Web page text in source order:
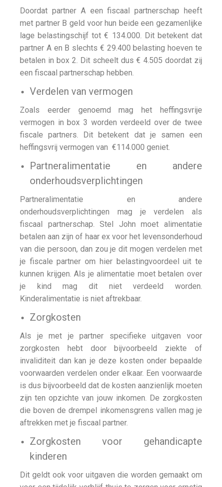
Doordat partner A een fiscaal partnerschap heeft
met partner B geld voor hun beide een gezamenlijke
lage belastingschijf tot € 134.000. Dit betekent dat
partner A en B slechts € 29.400 belasting hoeven te
betalen in box 2. Dit scheelt dus € 4.505 doordat zij
een fiscaal partnerschap hebben.
Verdelen van vermogen
Zoals eerder genoemd mag het heffingsvrije
vermogen in box 3 worden verdeeld over de twee
fiscale partners. Dit betekent dat je samen een
heffingsvrij vermogen van €114.000 geniet.
Partneralimentatie en andere
onderhoudsverplichtingen
Partneralimentatie en andere
onderhoudsverplichtingen mag je verdelen als
fiscaal partnerschap. Stel John moet alimentatie
betalen aan zijn of haar ex voor het levensonderhoud
van die persoon, dan zou je dit mogen verdelen met
je fiscale partner om hier belastingvoordeel uit te
kunnen krijgen. Als je alimentatie moet betalen over
je kind mag dit niet verdeeld worden.
Kinderalimentatie is niet aftrekbaar.
Zorgkosten
Als je met je partner specifieke uitgaven voor
zorgkosten hebt door bijvoorbeeld ziekte of
invaliditeit dan kan je deze kosten onder bepaalde
voorwaarden verdelen onder elkaar. Een voorwaarde
is dus bijvoorbeeld dat de kosten aanzienlijk moeten
zijn ten opzichte van jouw inkomen. De zorgkosten
die boven de drempel inkomensgrens vallen mag je
aftrekken met je fiscaal partner.
Zorgkosten voor gehandicapte
kinderen
Dit geldt ook voor uitgaven die worden gemaakt om